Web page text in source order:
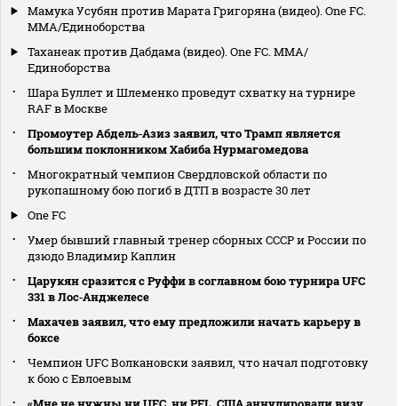
Мамука Усубян против Марата Григоряна (видео). One FC.
MMA/Единоборства
Таханеак против Дабдама (видео). One FC. MMA/
Единоборства
Шара Буллет и Шлеменко проведут схватку на турнире
RAF в Москве
Промоутер Абдель‑Азиз заявил, что Трамп является
большим поклонником Хабиба Нурмагомедова
Многократный чемпион Свердловской области по
рукопашному бою погиб в ДТП в возрасте 30 лет
One FC
Умер бывший главный тренер сборных СССР и России по
дзюдо Владимир Каплин
Царукян сразится с Руффи в соглавном бою турнира UFC
331 в Лос‑Анджелесе
Махачев заявил, что ему предложили начать карьеру в
боксе
Чемпион UFC Волкановски заявил, что начал подготовку
к бою с Евлоевым